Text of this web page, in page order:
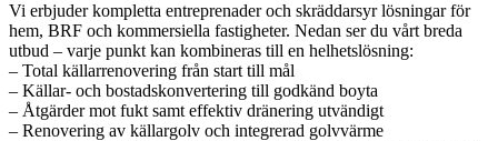
Vi erbjuder kompletta entreprenader och skräddarsyr lösningar för
hem, BRF och kommersiella fastigheter. Nedan ser du vårt breda
utbud – varje punkt kan kombineras till en helhetslösning:
– Total källarrenovering från start till mål
– Källar- och bostadskonvertering till godkänd boyta
– Åtgärder mot fukt samt effektiv dränering utvändigt
– Renovering av källargolv och integrerad golvvärme